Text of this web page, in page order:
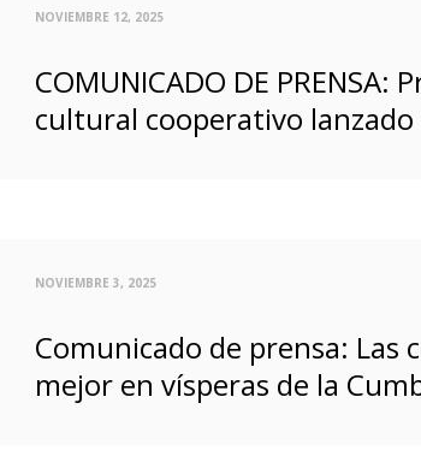
NOVIEMBRE 12, 2025
COMUNICADO DE
cultural cooperativo lanzado
NOVIEMBRE 3, 2025
Comunicado de prensa:
mejor en vísperas de la